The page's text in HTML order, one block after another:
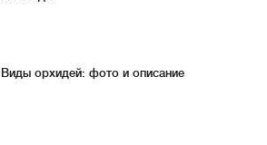
Виды орхидей: фото и описание